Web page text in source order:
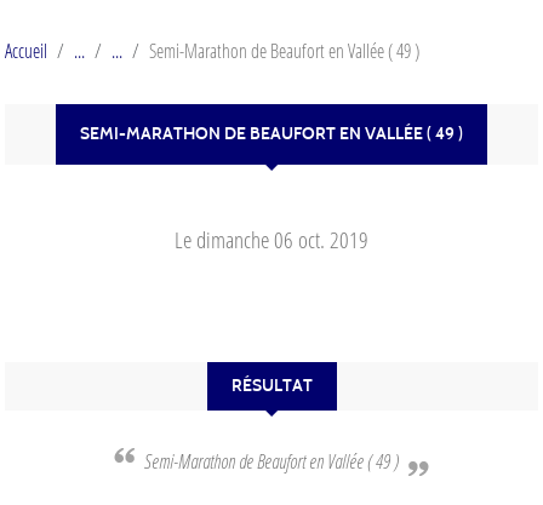
Accueil Semi-Marathon de Beaufort en Vallée ( 49 )
SEMI-MARATHON DE BEAUFORT EN VALLÉE ( 49 )
Le dimanche06 oct. 2019
RÉSULTAT
Semi-Marathon de Beaufort en Vallée ( 49 )